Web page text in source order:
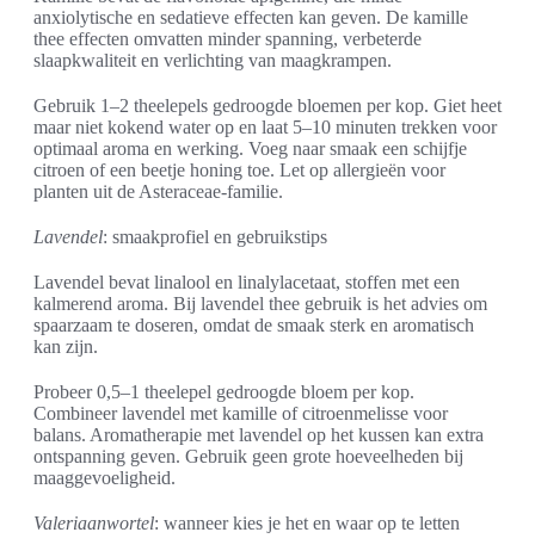
anxiolytische en sedatieve effecten kan geven. De kamille
thee effecten omvatten minder spanning, verbeterde
slaapkwaliteit en verlichting van maagkrampen.
Gebruik 1–2 theelepels gedroogde bloemen per kop. Giet heet
maar niet kokend water op en laat 5–10 minuten trekken voor
optimaal aroma en werking. Voeg naar smaak een schijfje
citroen of een beetje honing toe. Let op allergieën voor
planten uit de Asteraceae-familie.
Lavendel: smaakprofiel en gebruikstips
Lavendel bevat linalool en linalylacetaat, stoffen met een
kalmerend aroma. Bij lavendel thee gebruik is het advies om
spaarzaam te doseren, omdat de smaak sterk en aromatisch
kan zijn.
Probeer 0,5–1 theelepel gedroogde bloem per kop.
Combineer lavendel met kamille of citroenmelisse voor
balans. Aromatherapie met lavendel op het kussen kan extra
ontspanning geven. Gebruik geen grote hoeveelheden bij
maaggevoeligheid.
Valeriaanwortel: wanneer kies je het en waar op te letten